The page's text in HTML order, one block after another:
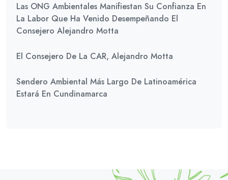
Las ONG Ambientales Manifiestan Su Confianza En
La Labor Que Ha Venido Desempeñando El
Consejero Alejandro Motta
El Consejero De La CAR, Alejandro Motta
Sendero Ambiental Más Largo De Latinoamérica
Estará En Cundinamarca